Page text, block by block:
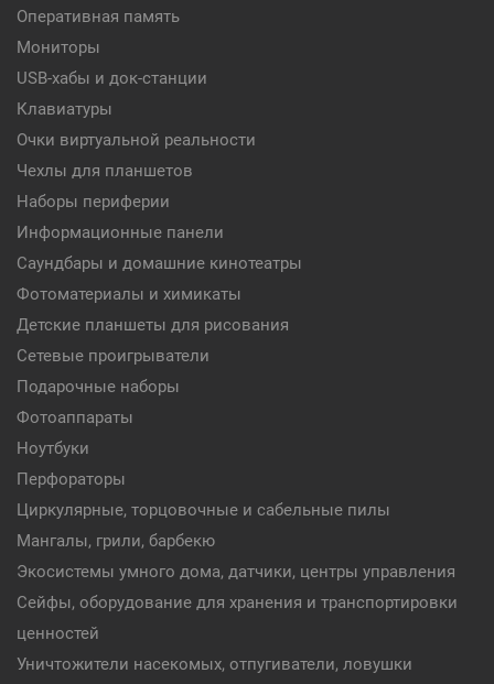
Оперативная память
Мониторы
USB-хабы и док-станции
Клавиатуры
Очки виртуальной реальности
Чехлы для планшетов
Наборы периферии
Информационные панели
Саундбары и домашние кинотеатры
Фотоматериалы и химикаты
Детские планшеты для рисования
Сетевые проигрыватели
Подарочные наборы
Фотоаппараты
Ноутбуки
Перфораторы
Циркулярные, торцовочные и сабельные пилы
Мангалы, грили, барбекю
Экосистемы умного дома, датчики, центры управления
Сейфы, оборудование для хранения и транспортировки
ценностей
Уничтожители насекомых, отпугиватели, ловушки